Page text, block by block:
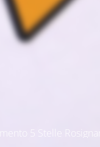
5 Stelle